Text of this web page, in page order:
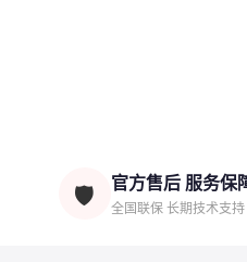
🛡️ 官方售后 服务保
全国联保 长期技术支持